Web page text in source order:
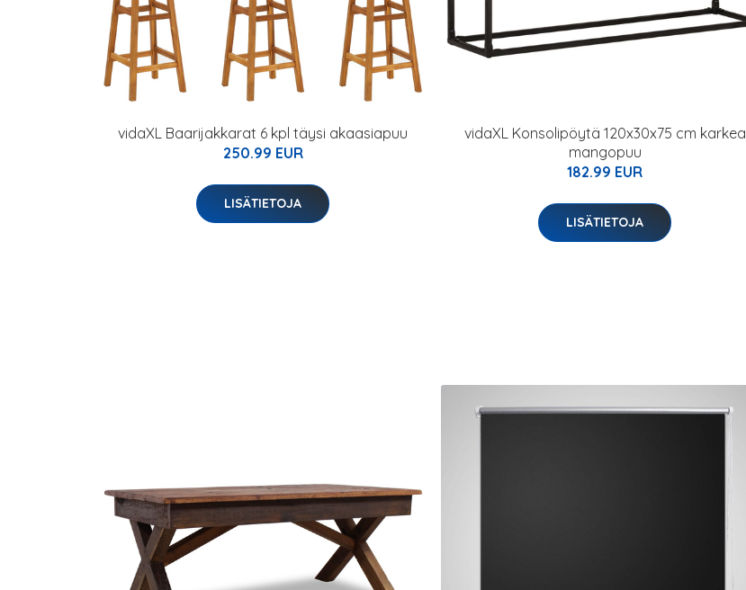
vidaXL Baarijakkarat 6 kpl täysi akaasiapuu
250.99 EUR
LISÄTIETOJA
vidaXL Konsolipöytä 120x30x75 cm karkea
mangopuu
182.99 EUR
LISÄTIETOJA